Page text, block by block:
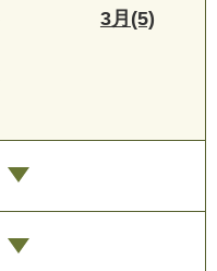
3月(5)